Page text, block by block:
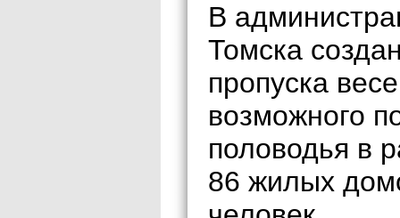
В
Томска
пропуска
возможного
половодья в
86 жилых